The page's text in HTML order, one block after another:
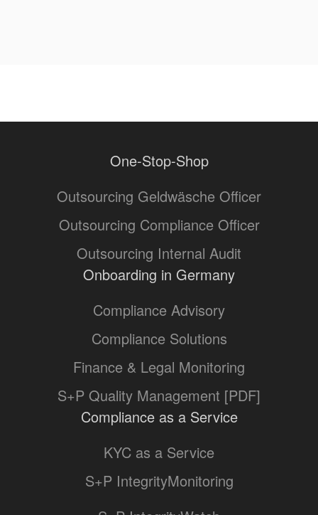
One-Stop-Shop
Outsourcing Geldwäsche Officer
Outsourcing Compliance Officer
Outsourcing Internal Audit
Onboarding in Germany
Compliance Advisory
Compliance Solutions
Finance & Legal Monitoring
S+P Quality Management [PDF]
Compliance as a Service
KYC as a Service
S+P IntegrityMonitoring